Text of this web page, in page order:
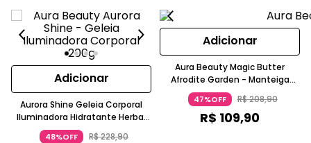
Adicionar
Aurora Shine Geleia Corporal
Iluminadora Hidratante Herbal
Aura Beauty
48%OFF R$228,90
Adicionar
Aura Beauty Magic Butter
Afrodite Garden - Manteiga
Iluminadora Corporal 200g
47%OFF R$208,90
R$ 109,90